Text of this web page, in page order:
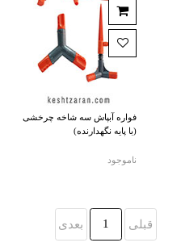
فواره آبپاش سه شاخه چرخشی
(با پایه نگهدارنده)
ناموجود
قبلی 1 بعدی